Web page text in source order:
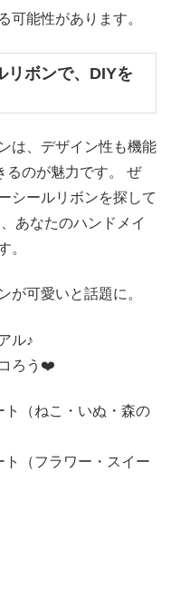
可能性があります。
リボンで、DIYを
は、デザイン性も機能
るのが魅力です。 ぜ
シールリボンを探して
あなたのハンドメイ
。
が可愛いと話題に。
ル♪
ろう❤️
（ねこ・いぬ・森の
（フラワー・スイー